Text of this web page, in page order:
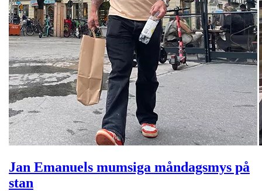
Jan Emanuels mumsiga måndagsmys på
stan